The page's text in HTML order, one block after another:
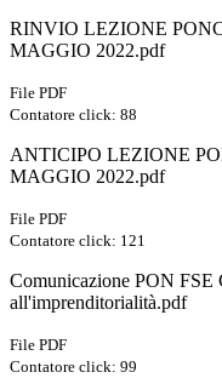
RINVIO LEZIONE
MAGGIO 2022.pdf
File PDF
Contatore click: 88
ANTICIPO LEZIONE
MAGGIO 2022.pdf
File PDF
Contatore click: 121
Comunicazione PON FSE
all'imprenditorialità.pdf
File PDF
Contatore click: 99